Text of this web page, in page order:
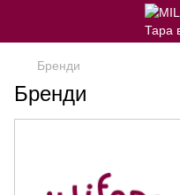
Бренди
Бренди